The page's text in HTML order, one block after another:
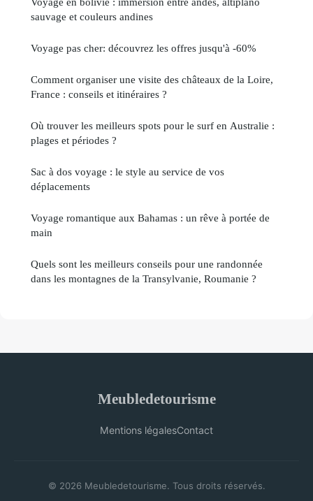
sauvage et couleurs andines
Voyage pas cher: découvrez les offres jusqu'à -60%
Comment organiser une visite des châteaux de la Loire,
France : conseils et itinéraires ?
Où trouver les meilleurs spots pour le surf en Australie :
plages et périodes ?
Sac à dos voyage : le style au service de vos
déplacements
Voyage romantique aux Bahamas : un rêve à portée de
main
Quels sont les meilleurs conseils pour une randonnée
dans les montagnes de la Transylvanie, Roumanie ?
Meubledetourisme
Mentions légalesContact
© 2026 Meubledetourisme. Tous droits réservés.